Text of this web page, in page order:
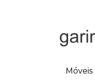
Móveis